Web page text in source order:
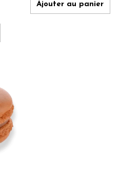
Ajouter au panier